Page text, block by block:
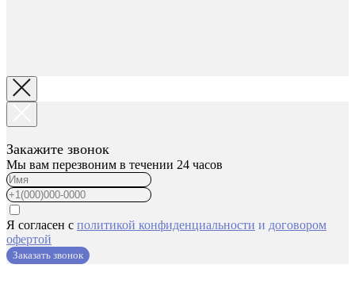
Закажите звонок
Мы вам перезвоним в течении 24 часов
Я согласен с политикой конфиденциальности и договором
офертой
Заказать звонок